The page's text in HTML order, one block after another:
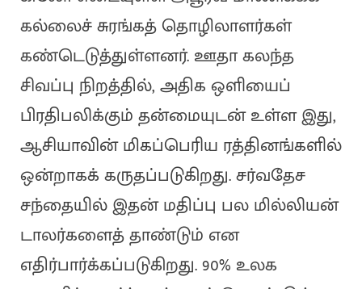
கல்லைச் சுரங்கத் தொழிலாளர்கள்
கண்டெடுத்துள்ளனர். ஊதா கலந்த
சிவப்பு நிறத்தில், அதிக ஒளியைப்
பிரதிபலிக்கும் தன்மையுடன் உள்ள இது,
ஆசியாவின் மிகப்பெரிய ரத்தினங்களில்
ஒன்றாகக் கருதப்படுகிறது. சர்வதேச
சந்தையில் இதன் மதிப்பு பல மில்லியன்
டாலர்களைத் தாண்டும் என
எதிர்பார்க்கப்படுகிறது. 90% உலக